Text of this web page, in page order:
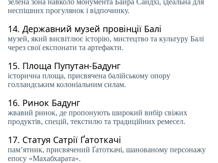
зелена зона навколо монумента Байра Сандхі, ідеальна для
неспішних прогулянок і відпочинку.
14. Державний музей провінції Балі
музей, який висвітлює історію, мистецтво та культуру Балі
через свої експонати та артефакти.
15. Площа Пупутан-Бадунг
історична площа, присвячена балійському опору
голландським колоніальним силам.
16. Ринок Бадунг
жвавий ринок, де пропонують широкий вибір свіжих
продуктів, спецій, текстилю та традиційних ремесел.
17. Статуя Сатрії Ґатоткачі
пам’ятник, присвячений Ґатоткачі, шанованому персонажу
епосу «Махабхарата».